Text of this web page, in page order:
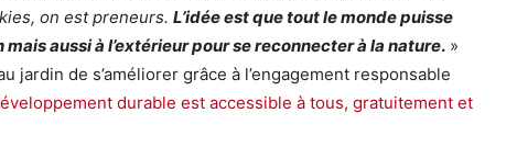
on est preneurs. L’idée est que tout le monde puisse
aussi à l’extérieur pour se reconnecter à la nature. »
jardin de s’améliorer grâce à l’engagement responsable
durable est accessible à tous, gratuitement et